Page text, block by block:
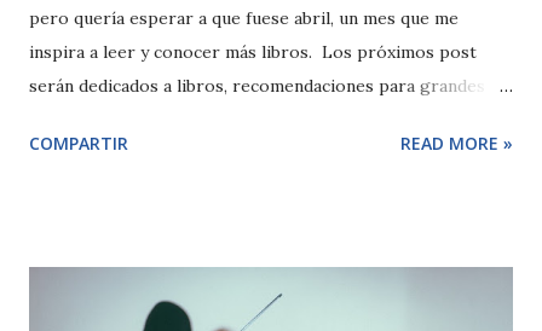
pero quería esperar a que fuese abril, un mes que me
inspira a leer y conocer más libros. Los próximos post
serán dedicados a libros, recomendaciones para grandes y
Gloria Fuertes quien acercó la poesía a los más pequeños .
COMPARTIR READ MORE »